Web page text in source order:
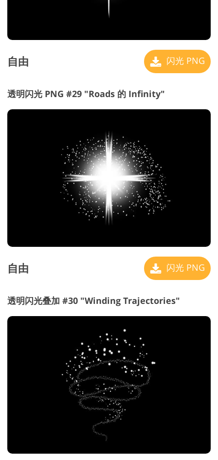
自由 闪光 PNG
透明闪光 PNG #29 "Roads 的 Infinity"
自由 闪光 PNG
透明闪光叠加 #30 "Winding Trajectories"